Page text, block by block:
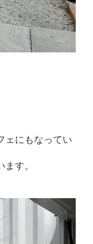
ェにもなってい
す。